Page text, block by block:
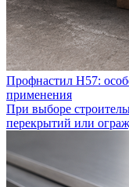
Профнастил Н57:
применения
При выборе
перекрытий или